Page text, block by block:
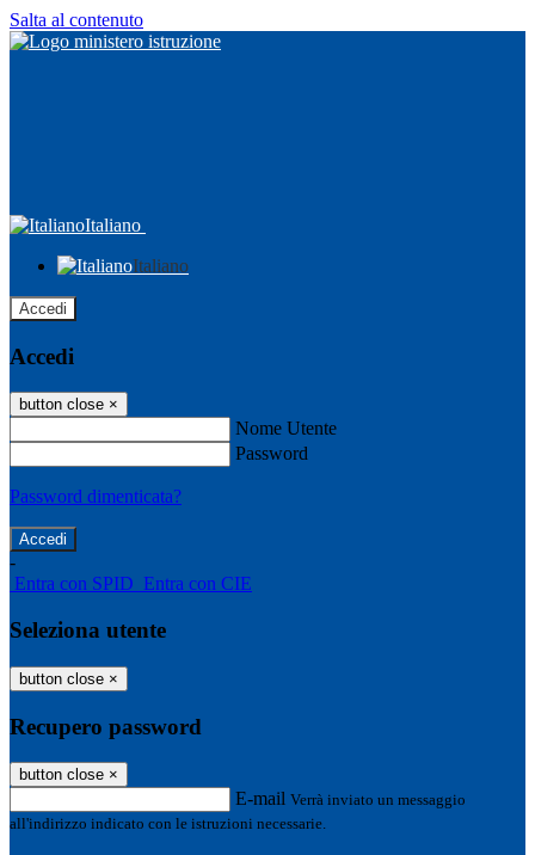
Salta al contenuto
Italiano
Italiano
Accedi
Accedi
button close ×
Nome Utente
Password
Password dimenticata?
-
Entra con SPID Entra con CIE
Seleziona utente
button close ×
Recupero password
button close ×
E-mail Verrà inviato un messaggio
all'indirizzo indicato con le istruzioni necessarie.